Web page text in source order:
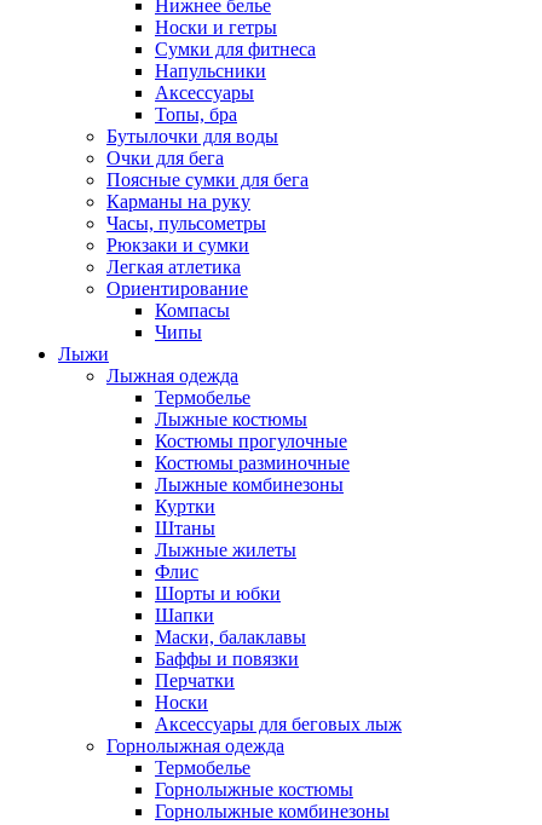
Нижнее белье
Носки и гетры
Сумки для фитнеса
Напульсники
Аксессуары
Топы, бра
Бутылочки для воды
Очки для бега
Поясные сумки для бега
Карманы на руку
Часы, пульсометры
Рюкзаки и сумки
Легкая атлетика
Ориентирование
Компасы
Чипы
Лыжи
Лыжная одежда
Термобелье
Лыжные костюмы
Костюмы прогулочные
Костюмы разминочные
Лыжные комбинезоны
Куртки
Штаны
Лыжные жилеты
Флис
Шорты и юбки
Шапки
Маски, балаклавы
Баффы и повязки
Перчатки
Носки
Аксессуары для беговых лыж
Горнолыжная одежда
Термобелье
Горнолыжные костюмы
Горнолыжные комбинезоны